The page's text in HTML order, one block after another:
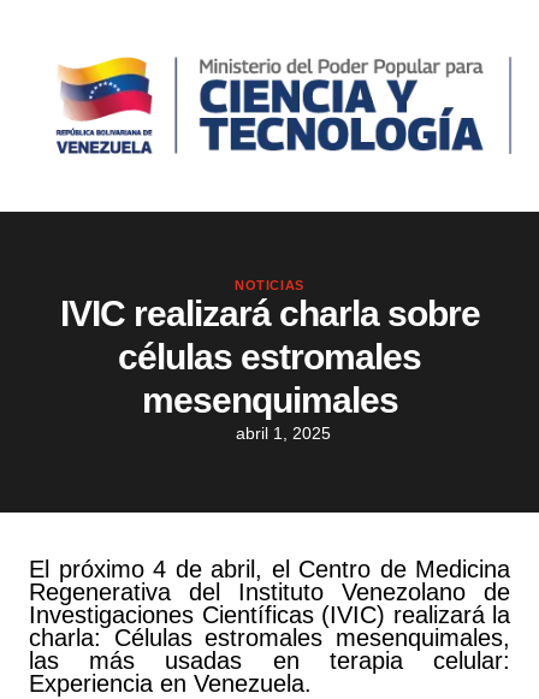
NOTICIAS
IVIC realizará charla sobre
células estromales
mesenquimales
abril 1, 2025
El próximo 4 de abril, el Centro de Medicina
Regenerativa del Instituto Venezolano de
Investigaciones Científicas (IVIC) realizará la
charla: Células estromales mesenquimales,
las más usadas en terapia celular:
Experiencia en Venezuela.